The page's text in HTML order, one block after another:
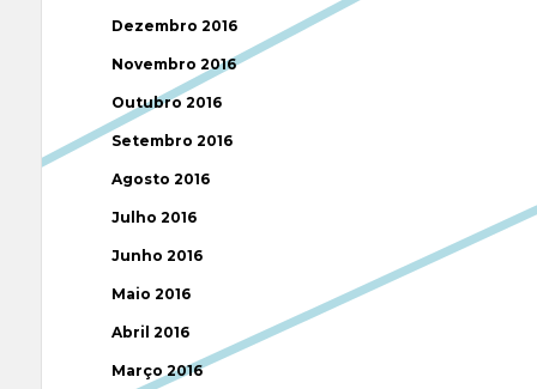
Dezembro 2016
Novembro 2016
Outubro 2016
Setembro 2016
Agosto 2016
Julho 2016
Junho 2016
Maio 2016
Abril 2016
Março 2016